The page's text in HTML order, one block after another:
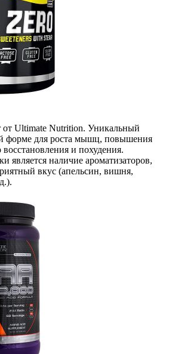
Ultimate Nutrition. Уникальный
форме для роста мышц, повышения
и похудения.
является наличие ароматизаторов,
вкус (апельсин, вишня,